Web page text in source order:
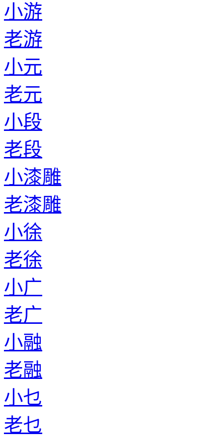
小游
老游
小元
老元
小段
老段
小漆雕
老漆雕
小徐
老徐
小广
老广
小融
老融
小乜
老乜